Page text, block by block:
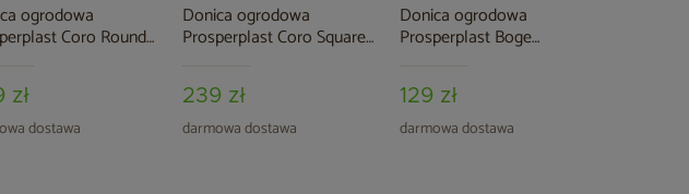
ogrodowa
Coro Round
zł
dostawa
Donica ogrodowa
Prosperplast Coro Square
239 zł
darmowa dostawa
Donica ogrodowa
Prosperplast Boge
129 zł
darmowa dostawa